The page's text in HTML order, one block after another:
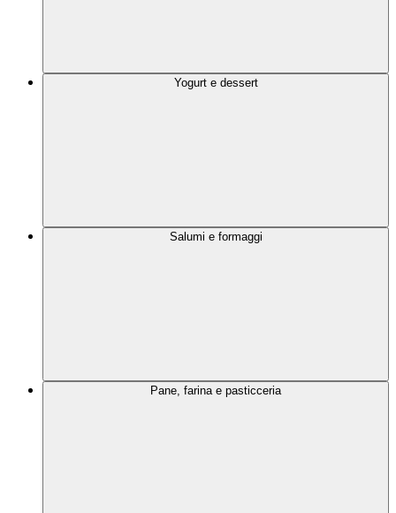
Yogurt e dessert
Salumi e formaggi
Pane, farina e pasticceria